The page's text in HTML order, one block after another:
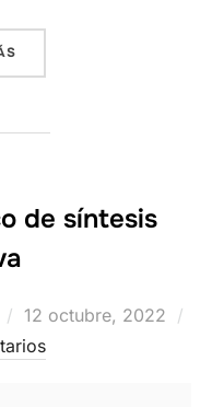
de síntesis
Publicado
el
12 octubre, 2022